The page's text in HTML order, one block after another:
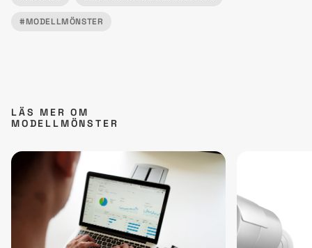
#MODELLMÖNSTER
LÄS MER OM
MODELLMÖNSTER